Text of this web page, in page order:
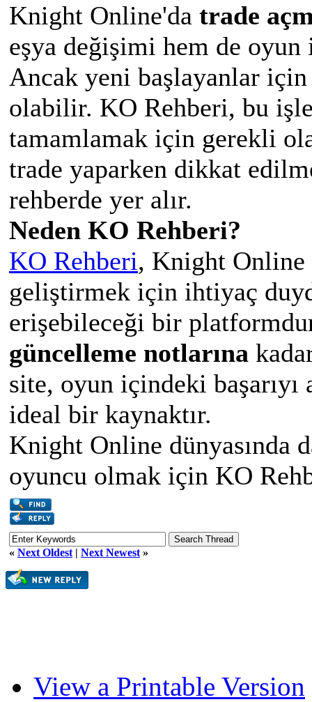
Knight Online'da trade
eşya değişimi hem de
Ancak yeni başlayanlar için
olabilir. KO Rehberi, bu
tamamlamak için gerekli
trade yaparken dikkat
rehberde yer alır.
Neden KO Rehberi?
KO Rehberi, Knight Online
geliştirmek için ihtiyaç
erişebileceği bir
güncelleme notlarına
site, oyun içindeki
ideal bir kaynaktır.
Knight Online dünyasında
oyuncu olmak için KO
« Next Oldest | Next Newest »
View a Printable Version